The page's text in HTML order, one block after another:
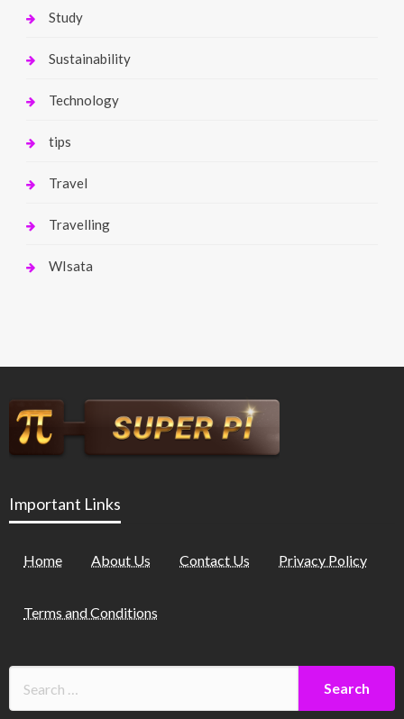
Study
Sustainability
Technology
tips
Travel
Travelling
WIsata
Important Links
Home About Us Contact Us Privacy Policy
Terms and Conditions